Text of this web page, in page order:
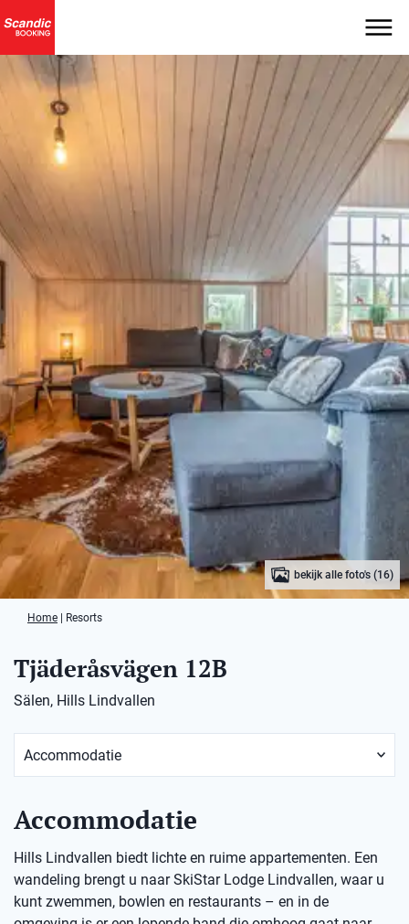
bekijk alle foto's (16)
Home Resorts
Tjäderåsvägen 12B
Sälen, Hills Lindvallen
Accommodatie
Hills Lindvallen biedt lichte en ruime appartementen. Een
wandeling brengt u naar SkiStar Lodge Lindvallen, waar u
kunt zwemmen, bowlen en restaurants – en in de